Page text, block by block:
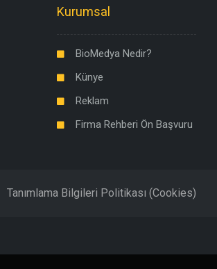
Kurumsal
BioMedya Nedir?
Künye
Reklam
Firma Rehberi Ön Başvuru
Tanımlama Bilgileri Politikası (Cookies)